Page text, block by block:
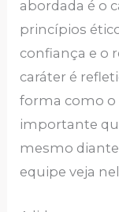
abordada é o
princípios
confiança e o
caráter é
forma como o
importante
mesmo diante
equipe veja